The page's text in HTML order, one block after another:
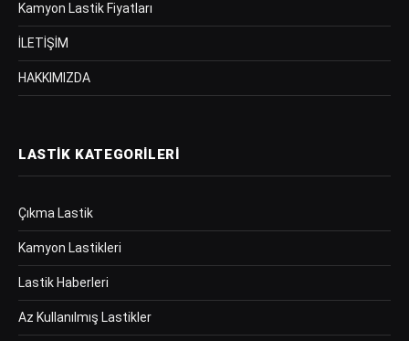
Kamyon Lastik Fiyatları
İLETİŞİM
HAKKIMIZDA
LASTIK KATEGORILERI
Çıkma Lastik
Kamyon Lastikleri
Lastik Haberleri
Az Kullanılmış Lastikler